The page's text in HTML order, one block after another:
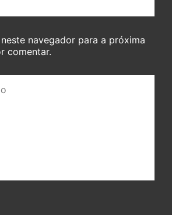
navegador para a próxima
comentar.